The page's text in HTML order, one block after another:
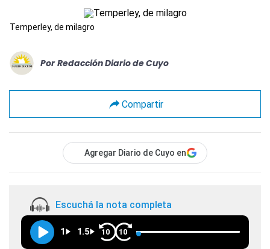
Temperley, de milagro
Por Redacción Diario de Cuyo
Compartir
Agregar Diario de Cuyo en
Escuchá la nota completa
1 1.5 10 10